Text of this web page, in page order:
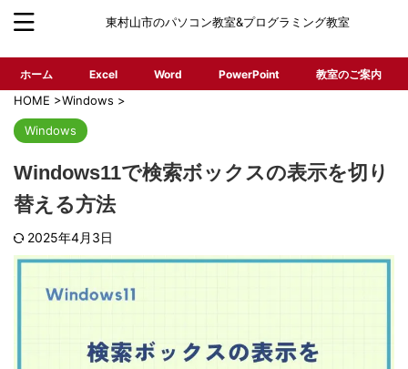
東村山市のパソコン教室&プログラミング教室
ホーム Excel Word PowerPoint 教室のご案内
HOME >Windows >
Windows
Windows11で検索ボックスの表示を切り
替える方法
2025年4月3日